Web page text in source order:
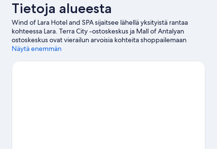
Tietoja alueesta
Wind of Lara Hotel and SPA sijaitsee lähellä yksityistä rantaa
kohteessa Lara. Terra City -ostoskeskus ja Mall of Antalyan
ostoskeskus ovat vierailun arvoisia kohteita shoppailemaan
haluaville, ja alueen luonnonkauneuteen voi tutustua kohteissa
illanviettoon ja Deepo Go Kart on loistava kohde, jos olet
Näytä enemmän